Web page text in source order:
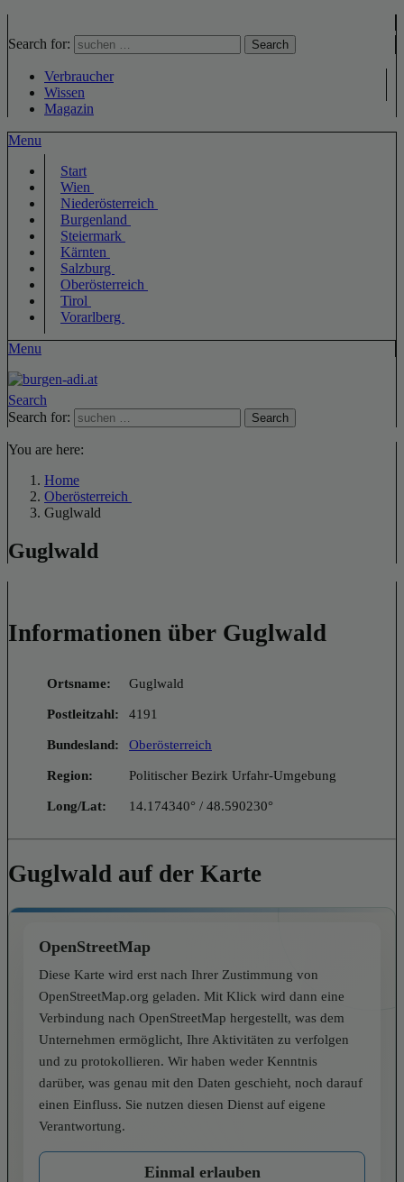
Search for: Search
Verbraucher
Wissen
Magazin
Menu
Start
Wien
Niederösterreich
Burgenland
Steiermark
Kärnten
Salzburg
Oberösterreich
Tirol
Vorarlberg
Menu
Search
Search for:
Search
You are here:
Home
Oberösterreich
Guglwald
Guglwald
Informationen über Guglwald
Ortsname: Guglwald
Postleitzahl: 4191
Bundesland: Oberösterreich
Region: Politischer Bezirk Urfahr-Umgebung
Long/Lat: 14.174340° / 48.590230°
Guglwald auf der Karte
OpenStreetMap
Diese Karte wird erst nach Ihrer Zustimmung von
OpenStreetMap.org geladen. Mit Klick wird dann eine
Verbindung nach OpenStreetMap hergestellt, was dem
Unternehmen ermöglicht, Ihre Aktivitäten zu verfolgen
und zu protokollieren. Wir haben weder Kenntnis
darüber, was genau mit den Daten geschieht, noch darauf
einen Einfluss. Sie nutzen diesen Dienst auf eigene
Verantwortung.
Einmal erlauben